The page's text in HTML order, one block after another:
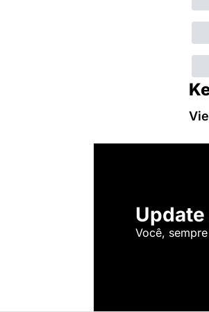
Update
Você,